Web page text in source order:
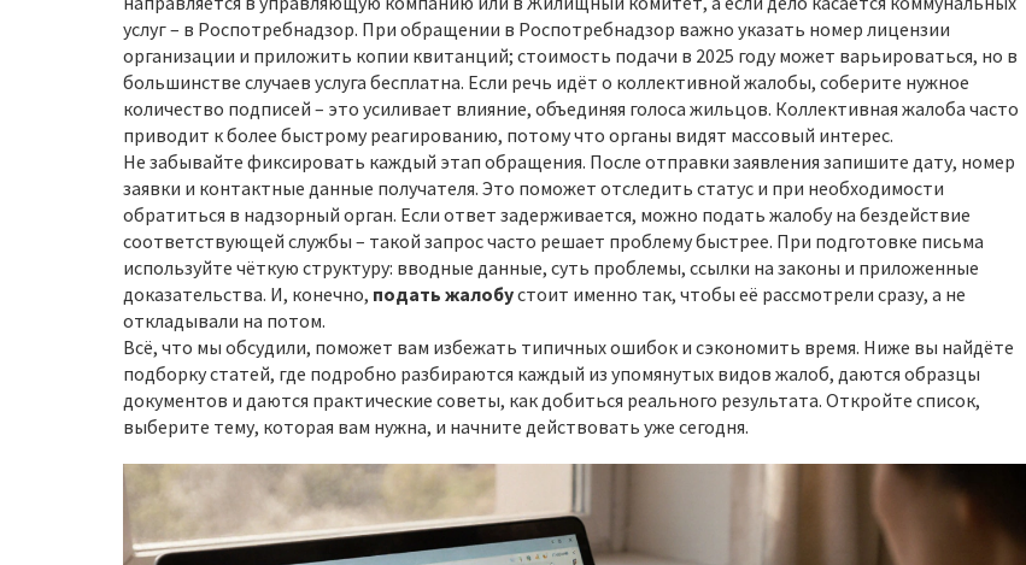
услуг – в Роспотребнадзор. При обращении в Роспотребнадзор важно указать номер лицензии
организации и приложить копии квитанций; стоимость подачи в 2025 году может варьироваться, но в
большинстве случаев услуга бесплатна. Если речь идёт о коллективной жалобы, соберите нужное
количество подписей – это усиливает влияние, объединяя голоса жильцов. Коллективная жалоба часто
приводит к более быстрому реагированию, потому что органы видят массовый интерес.
Не забывайте фиксировать каждый этап обращения. После отправки заявления запишите дату, номер
заявки и контактные данные получателя. Это поможет отследить статус и при необходимости
обратиться в надзорный орган. Если ответ задерживается, можно подать жалобу на бездействие
соответствующей службы – такой запрос часто решает проблему быстрее. При подготовке письма
используйте чёткую структуру: вводные данные, суть проблемы, ссылки на законы и приложенные
доказательства. И, конечно, подать жалобустоит именно так, чтобы её рассмотрели сразу, а не
откладывали на потом.
Всё, что мы обсудили, поможет вам избежать типичных ошибок и сэкономить время. Ниже вы найдёте
подборку статей, где подробно разбираются каждый из упомянутых видов жалоб, даются образцы
документов и даются практические советы, как добиться реального результата. Откройте список,
выберите тему, которая вам нужна, и начните действовать уже сегодня.